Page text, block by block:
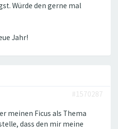
Würde den gerne mal
Jahr!
#1570287
meinen Ficus als Thema
dass den mir meine